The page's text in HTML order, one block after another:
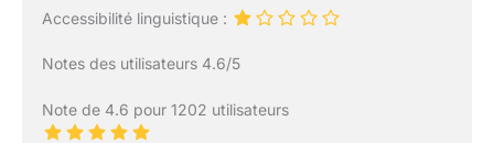
Accessibilité linguistique :
Notes des utilisateurs 4.6/5
Note de 4.6 pour 1202 utilisateurs